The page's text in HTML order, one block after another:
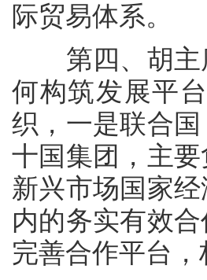
际贸易体系。
第四、胡主
何构筑发展平
织，一是联合
十国集团，主
新兴市场国家
内的务实有效
完善合作平台